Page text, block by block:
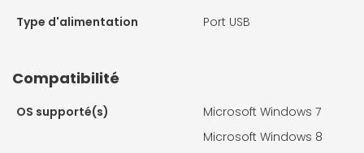
Type d'alimentation Port USB
Compatibilité
OS supporté(s)
Microsoft Windows 7
Microsoft Windows 8